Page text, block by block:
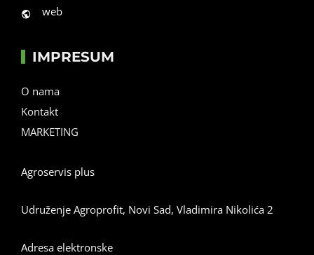
web
IMPRESUM
O nama
Kontakt
MARKETING
Agroservis plus
Udruženje Agroprofit, Novi Sad, Vladimira Nikolića 2
Adresa elektronske